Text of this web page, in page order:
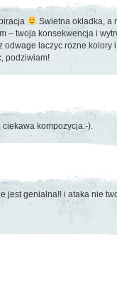
Swietna okladka, a
– twoja konsekwencja i
odwage laczyc rozne kolory
podziwiam!
kompozycja:-).
jest genialna!! i ataka nie